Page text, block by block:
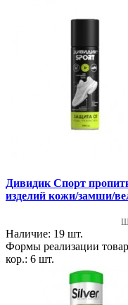
Дивидик Спорт
изделий кожи/замши/
Наличие: 19 шт.
Формы реализации
кор.: 6 шт.